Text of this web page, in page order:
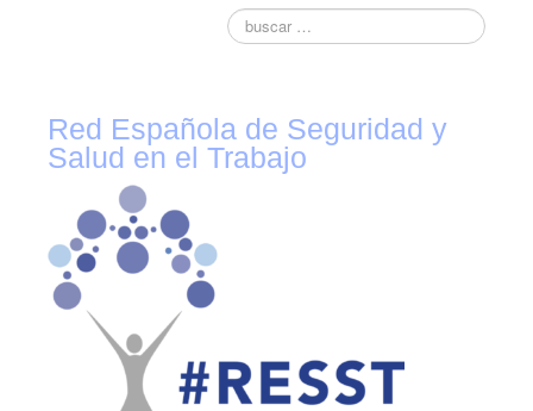
Acciones Formativas CGPSST
Ofertas
Ofertas de trabajo
Mándanos tu CV
Asociaciones
Protección Datos
Politica de Privacidad y Protección de Datos
Política de cookies
Red Española de Seguridad y
Salud en el Trabajo